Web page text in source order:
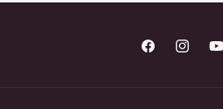
Facebook